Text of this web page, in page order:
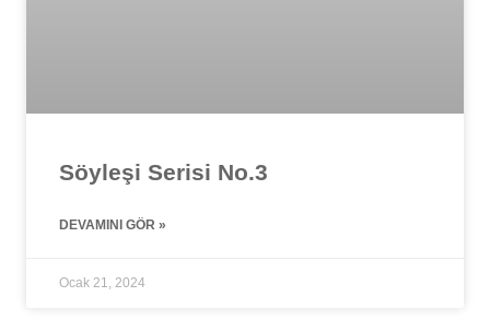
Söyleşi Serisi No.3
DEVAMINI GÖR »
Ocak 21, 2024